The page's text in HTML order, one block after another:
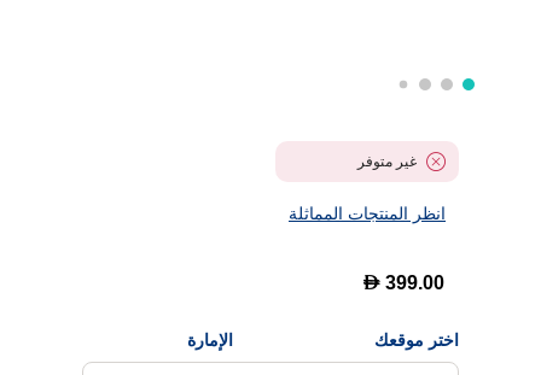
غير متوفر
انظر المنتجات المماثلة
D 399.00
اختر موقعك الإمارة